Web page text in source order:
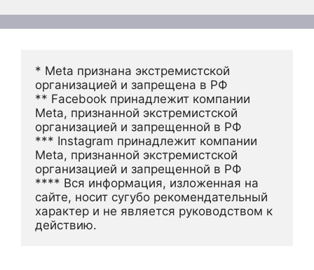
* Meta признана экстремистской
организацией и запрещена в РФ
** Facebook принадлежит компании
Meta, признанной экстремистской
организацией и запрещенной в РФ
*** Instagram принадлежит компании
Meta, признанной экстремистской
организацией и запрещенной в РФ
**** Вся информация, изложенная на
сайте, носит сугубо рекомендательный
характер и не является руководством к
действию.